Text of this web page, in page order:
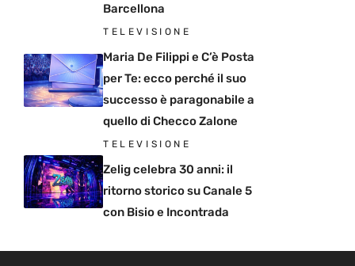
Barcellona
TELEVISIONE
Maria De Filippi e C’è Posta
per Te: ecco perché il suo
successo è paragonabile a
quello di Checco Zalone
TELEVISIONE
Zelig celebra 30 anni: il
ritorno storico su Canale 5
con Bisio e Incontrada